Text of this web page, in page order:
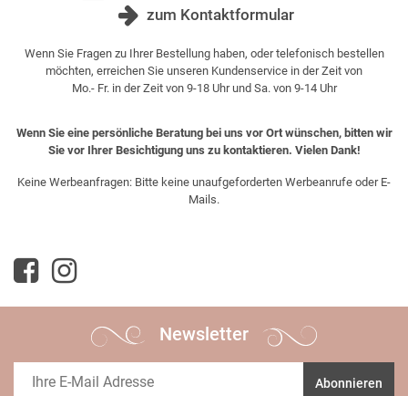
zum Kontaktformular
Wenn Sie Fragen zu Ihrer Bestellung haben, oder telefonisch bestellen
möchten, erreichen Sie unseren Kundenservice in der Zeit von
Mo.- Fr. in der Zeit von 9-18 Uhr und Sa. von 9-14 Uhr
Wenn Sie eine persönliche Beratung bei uns vor Ort wünschen, bitten wir
Sie vor Ihrer Besichtigung uns zu kontaktieren. Vielen Dank!
Keine Werbeanfragen: Bitte keine unaufgeforderten Werbeanrufe oder E-
Mails.
Newsletter
Abonnieren